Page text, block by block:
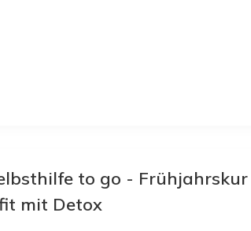
to go - Frühjahrskur
mit Detox